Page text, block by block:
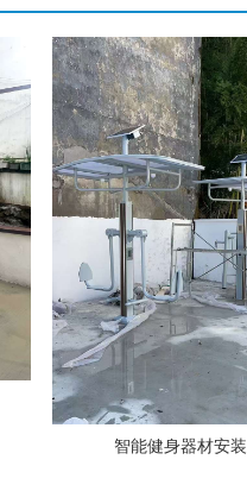
智能健身器材安装